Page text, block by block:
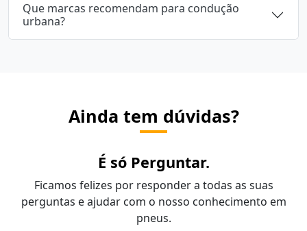
Que marcas recomendam para condução
urbana?
Ainda tem dúvidas?
É só Perguntar.
Ficamos felizes por responder a todas as suas
perguntas e ajudar com o nosso conhecimento em
pneus.